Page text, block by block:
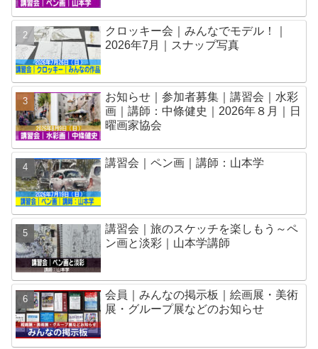
クロッキー会｜みんなでモデル！｜
2026年7月｜スナップ写真
お知らせ｜参加者募集｜講習会｜水彩
画｜講師：中條健史｜2026年８月｜日
曜画家協会
講習会｜ペン画｜講師：山本学
講習会｜旅のスケッチを楽しもう～ペ
ン画と淡彩｜山本学講師
会員｜みんなの掲示板｜絵画展・美術
展・グループ展などのお知らせ